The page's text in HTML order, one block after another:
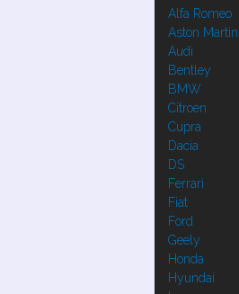
Alfa Romeo
Aston Martin
Audi
Bentley
BMW
Citroen
Cupra
Dacia
DS
Ferrari
Fiat
Ford
Geely
Honda
Hyundai